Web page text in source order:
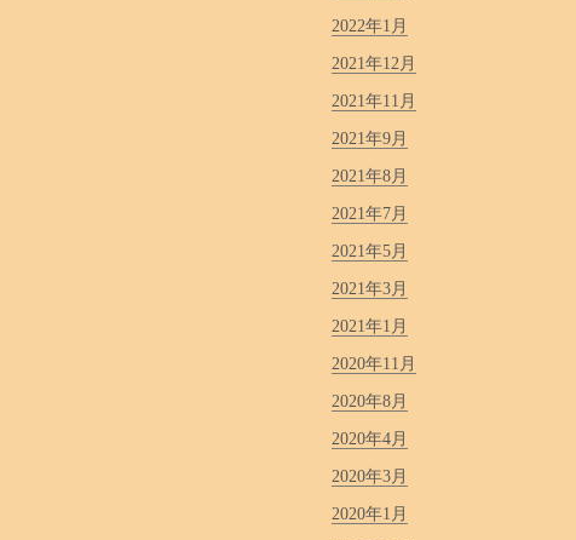
2022年1月
2021年12月
2021年11月
2021年9月
2021年8月
2021年7月
2021年5月
2021年3月
2021年1月
2020年11月
2020年8月
2020年4月
2020年3月
2020年1月